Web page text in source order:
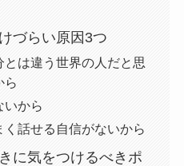
づらい原因3つ
とは違う世界の人だと思
ら
いから
く話せる自信がないから
に気をつけるべきポ